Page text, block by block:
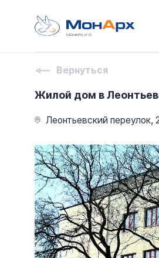
МОНАРХ И О
Вернуться
Жилой дом в
Леонтьевский переулок,